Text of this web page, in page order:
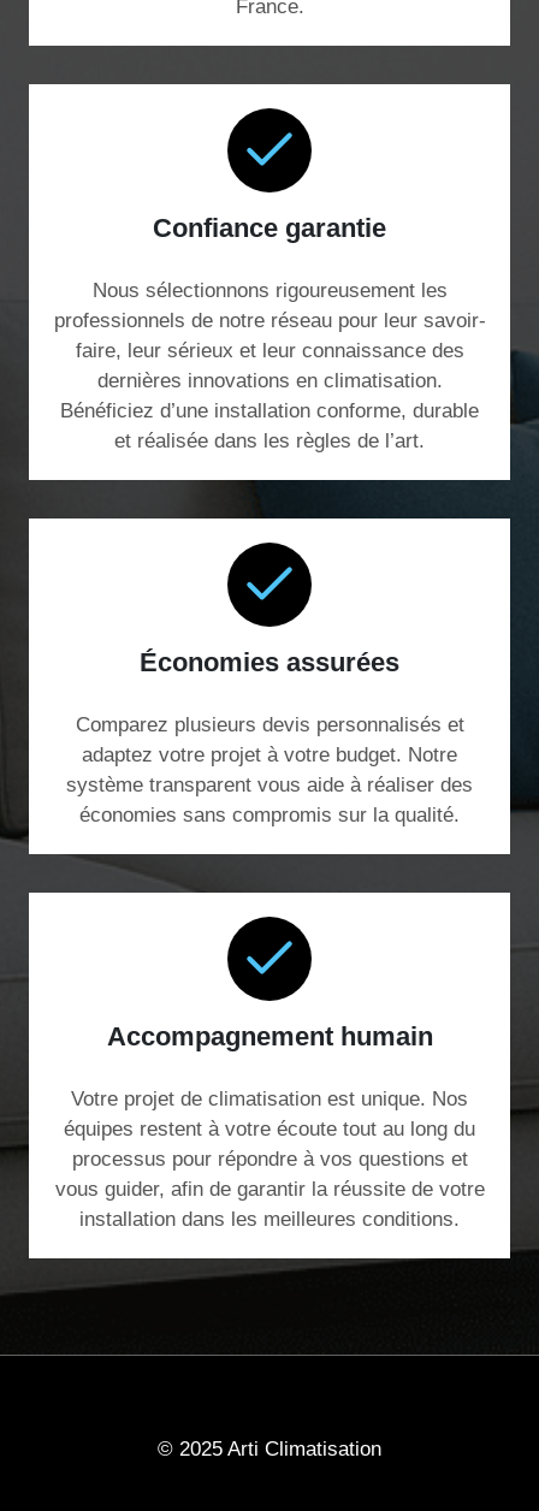
France.
Confiance garantie
Nous sélectionnons rigoureusement les
professionnels de notre réseau pour leur savoir-
faire, leur sérieux et leur connaissance des
dernières innovations en climatisation.
Bénéficiez d’une installation conforme, durable
et réalisée dans les règles de l’art.
Économies assurées
Comparez plusieurs devis personnalisés et
adaptez votre projet à votre budget. Notre
système transparent vous aide à réaliser des
économies sans compromis sur la qualité.
Accompagnement humain
Votre projet de climatisation est unique. Nos
équipes restent à votre écoute tout au long du
processus pour répondre à vos questions et
vous guider, afin de garantir la réussite de votre
installation dans les meilleures conditions.
© 2025 Arti Climatisation